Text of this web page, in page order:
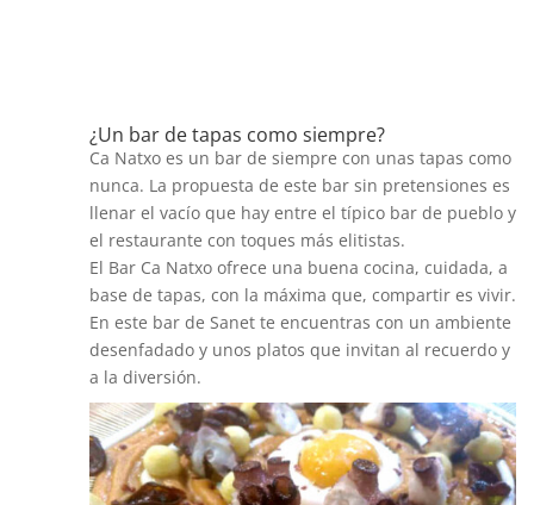
¿Un bar de tapas como siempre?
Ca Natxo es un bar de siempre con unas tapas como
nunca. La propuesta de este bar sin pretensiones es
llenar el vacío que hay entre el típico bar de pueblo y
el restaurante con toques más elitistas.
El Bar Ca Natxo ofrece una buena cocina, cuidada, a
base de tapas, con la máxima que, compartir es vivir.
En este bar de Sanet te encuentras con un ambiente
desenfadado y unos platos que invitan al recuerdo y
a la diversión.